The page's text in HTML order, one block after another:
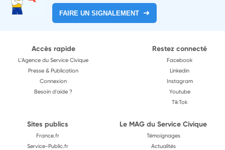
FAIRE UN SIGNALEMENT
Accès rapide
L'Agence du Service Civique
Presse & Publication
Connexion
Besoin d'aide ?
Restez connecté
Facebook
Linkedin
Instagram
Youtube
TikTok
Sites publics
France.fr
Service-Public.fr
Le MAG du Service Civique
Témoignages
Actualités